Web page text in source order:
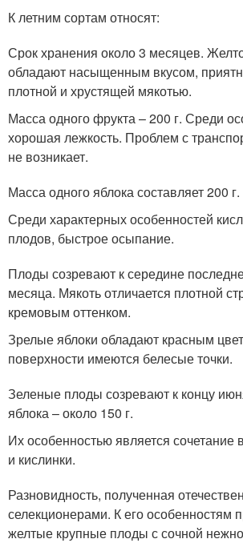
К летним сортам относят:
Срок хранения около 3 месяцев.
обладают насыщенным вкусом,
плотной и хрустящей мякотью.
Масса одного фрукта – 200 г. Среди
хорошая лежкость. Проблем с
не возникает.
Масса одного яблока составляет 200 г.
Среди характерных особенностей
плодов, быстрое осыпание.
Плоды созревают к середине
месяца. Мякоть отличается плотной
кремовым оттенком.
Зрелые яблоки обладают красным
поверхности имеются белесые точки.
Зеленые плоды созревают к концу
яблока – около 150 г.
Их особенностью является сочетание
и кислинки.
Разновидность, полученная
селекционерами. К его особенностям
желтые крупные плоды с сочной